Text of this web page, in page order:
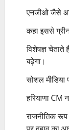
एनजीओ जैसे
कहा इससे
विशेषज्ञ चेताते
बढ़ेगा।
सोशल
हरियाणा CM
राजनीतिक